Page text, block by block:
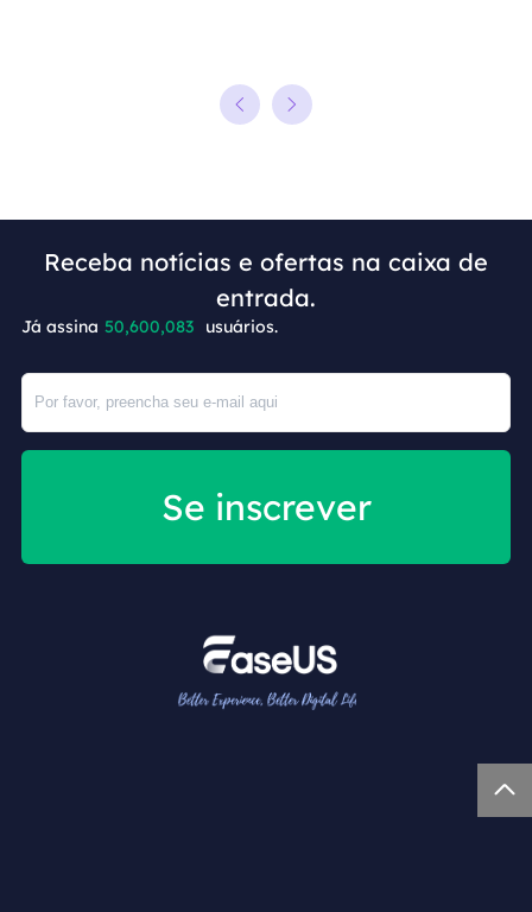
Receba notícias e ofertas na caixa de
entrada.
Já assina 50,600,091 usuários.
Se inscrever
